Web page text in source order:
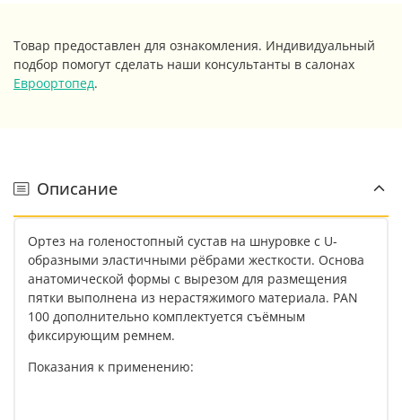
Товар предоставлен для ознакомления. Индивидуальный
подбор помогут сделать наши консультанты в салонах
Евроортопед.
Описание
Ортез на голеностопный сустав на шнуровке с U-
образными эластичными рёбрами жесткости. Основа
анатомической формы с вырезом для размещения
пятки выполнена из нерастяжимого материала. PAN
100 дополнительно комплектуется съёмным
фиксирующим ремнем.
Показания к применению: